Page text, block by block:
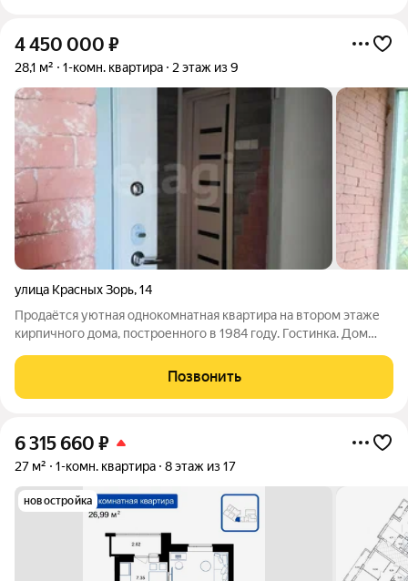
4 450 000 ₽
28,1 м² 1-комн. квартира 2 этаж из 9
улица Красных Зорь,14
Продаётся уютная однокомнатная квартира на втором этаже
кирпичного дома, построенного в 1984 году. Гостинка. Дом
повседневной жизни. В квартире летом прохладно, зимой
тепло. В подъезде имеется
Позвонить
6 315 660 ₽
27 м² 1-комн. квартира 8 этаж из 17
новостройка